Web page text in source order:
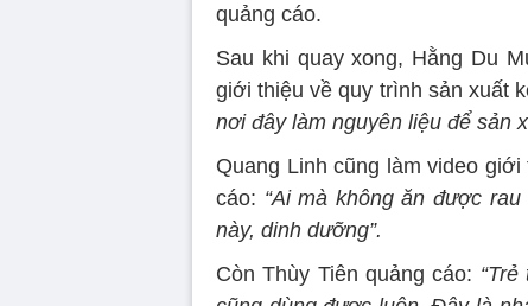
quảng cáo.
Sau khi quay xong, Hằng Du
giới thiệu về quy trình sản xuất
nơi đây làm nguyên liệu để sản
Quang Linh cũng làm video
cáo: “Ai mà không ăn được
này, dinh dưỡng”.
Còn Thùy Tiên quảng cáo: